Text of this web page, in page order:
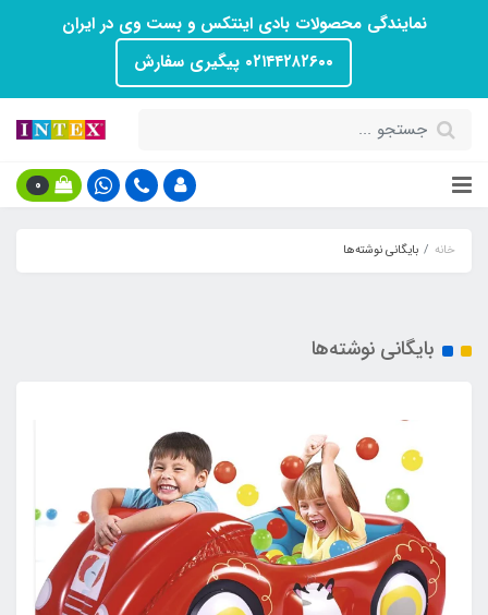
نمایندگی محصولات بادی اینتکس و بست وی در ایران
۰۲۱۴۴۲۸۲۶۰۰ پیگیری سفارش
0
خانه بایگانی نوشته‌ها
بایگانی نوشته‌ها